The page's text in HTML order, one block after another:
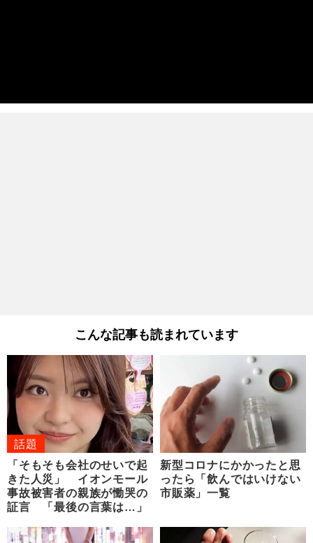
こんな記事も読まれています
話題
「そもそも会社のせいで起
きた人災」 イオンモール
事故被害者の親族が慟哭の
証言 「最後の言葉は…」
新型コロナにかかったと思
ったら「飲んではいけない
市販薬」一覧